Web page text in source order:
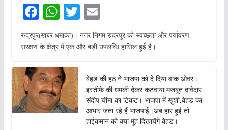
F
ac
e
o
o
k
W
h
at
A
p
p
T
w
itt
E
m
ai
रुद्रपुर(खबर धमाका)। नगर निगम रुद्रपुर को स्वच्छता और पर्यावरण
संरक्षण के क्षेत्र में एक और बड़ी उपलब्धि हासिल हुई है।
बेहड की हठ ने भाजपा को दे दिया वाक ओवर।
इस्तीफे की धमकी देकर कटवाया मजबूत दावेदार
संदीप चीमा का टिकट। भाजपा में खुशी,बेहड का
आभार जता रहे हैं भाजपाई।अब हार हुई तो
हाईकमान को क्या मुंह दिखायेंगे बेहड।